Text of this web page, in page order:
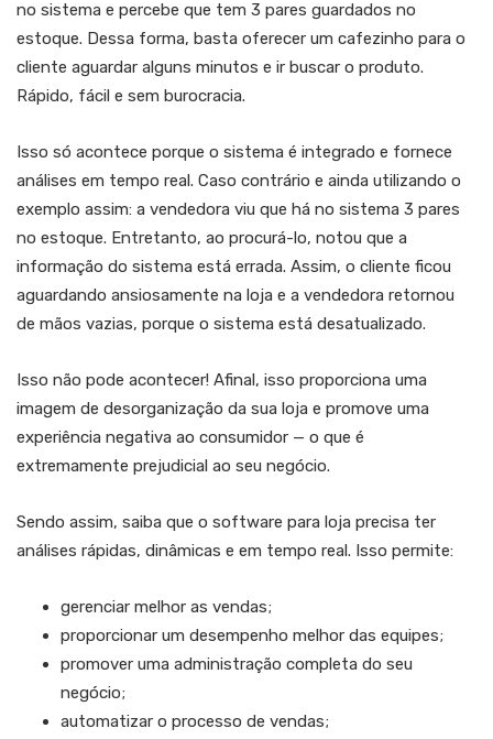
no sistema e percebe que tem 3 pares guardados no
estoque. Dessa forma, basta oferecer um cafezinho para o
cliente aguardar alguns minutos e ir buscar o produto.
Rápido, fácil e sem burocracia.
Isso só acontece porque o sistema é integrado e fornece
análises em tempo real. Caso contrário e ainda utilizando o
exemplo assim: a vendedora viu que há no sistema 3 pares
no estoque. Entretanto, ao procurá-lo, notou que a
informação do sistema está errada. Assim, o cliente ficou
aguardando ansiosamente na loja e a vendedora retornou
de mãos vazias, porque o sistema está desatualizado.
Isso não pode acontecer! Afinal, isso proporciona uma
imagem de desorganização da sua loja e promove uma
experiência negativa ao consumidor — o que é
extremamente prejudicial ao seu negócio.
Sendo assim, saiba que o software para loja precisa ter
análises rápidas, dinâmicas e em tempo real. Isso permite:
gerenciar melhor as vendas;
proporcionar um desempenho melhor das equipes;
promover uma administração completa do seu
negócio;
automatizar o processo de vendas;